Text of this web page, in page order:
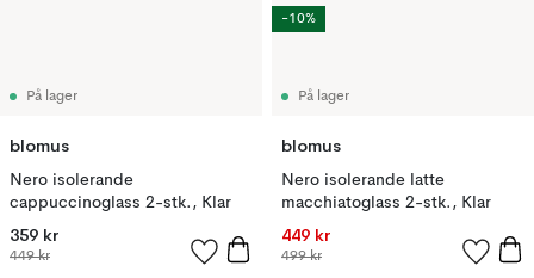
På lager
blomus
Nero isolerande
cappuccinoglass 2-stk., Klar
359 kr
449 kr
På lager
blomus
Nero isolerande latte
macchiatoglass 2-stk., Klar
449 kr
499 kr
-10%